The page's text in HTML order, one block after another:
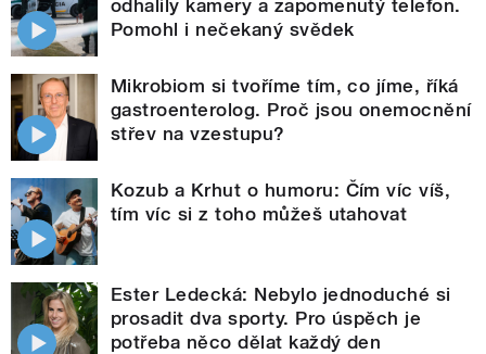
odhalily kamery a zapomenutý telefon.
Pomohl i nečekaný svědek
Mikrobiom si tvoříme tím, co jíme, říká
gastroenterolog. Proč jsou onemocnění
střev na vzestupu?
Kozub a Krhut o humoru: Čím víc víš,
tím víc si z toho můžeš utahovat
Ester Ledecká: Nebylo jednoduché si
prosadit dva sporty. Pro úspěch je
potřeba něco dělat každý den